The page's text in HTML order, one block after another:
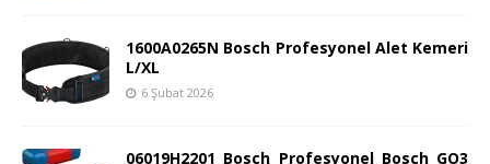
1600A0265N Bosch Profesyonel Alet Kemeri
L/XL
6 Şubat 2026
06019H2201 Bosch Profesyonel Bosch GO3